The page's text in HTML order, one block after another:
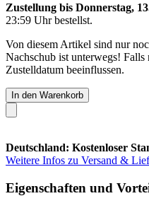
Zustellung bis Donnerstag,
23:59 Uhrbestellst.
Von diesem Artikel sind nur
Nachschub ist unterwegs!
Zustelldatum beeinflussen.
In den Warenkorb
Deutschland: Kostenloser
Weitere Infos zu Versand &
Eigenschaften und